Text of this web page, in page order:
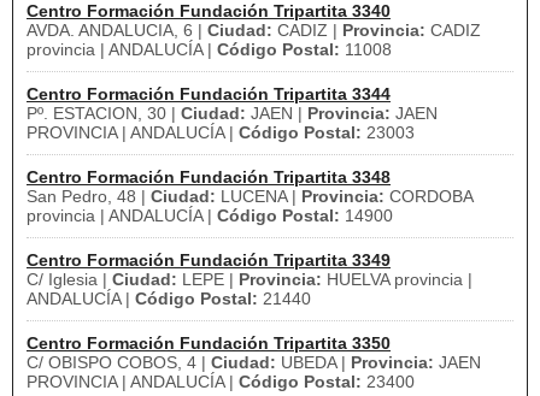
Centro Formación Fundación Tripartita 3340
AVDA. ANDALUCIA, 6 | Ciudad: CADIZ | Provincia: CADIZ
provincia | ANDALUCÍA | Código Postal: 11008
Centro Formación Fundación Tripartita 3344
Pº. ESTACION, 30 | Ciudad: JAEN | Provincia: JAEN
PROVINCIA | ANDALUCÍA | Código Postal: 23003
Centro Formación Fundación Tripartita 3348
San Pedro, 48 | Ciudad: LUCENA | Provincia: CORDOBA
provincia | ANDALUCÍA | Código Postal: 14900
Centro Formación Fundación Tripartita 3349
C/ Iglesia | Ciudad: LEPE | Provincia: HUELVA provincia |
ANDALUCÍA | Código Postal: 21440
Centro Formación Fundación Tripartita 3350
C/ OBISPO COBOS, 4 | Ciudad: UBEDA | Provincia: JAEN
PROVINCIA | ANDALUCÍA | Código Postal: 23400